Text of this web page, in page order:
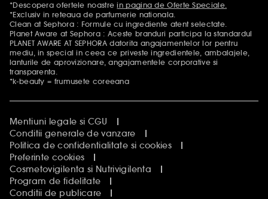
Mentiuni aditionale
*Descopera ofertele noastrein pagina de Oferte Speciale.
*Exclusiv in reteaua de parfumerie nationala.
Clean at Sephora : Formule cu ingrediente atent selectate.
Planet Aware at Sephora : Aceste branduri participa la standardul
PLANET AWARE AT SEPHORA datorita angajamentelor lor pentru
mediu, in special in ceea ce priveste ingredientele, ambalajele,
lanturile de aprovizionare, angajamentele corporative si
transparenta.
*k-beauty = frumusete coreeana
Mentiuni legale si CGU
Conditii generale de vanzare
Politica de confidentialitate si cookies
Preferinte cookies
Cosmetovigilenta si Nutrivigilenta
Program de fidelitate
Conditii de publicare